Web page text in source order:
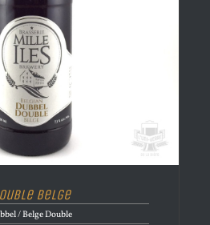
Belge
/ Belge Double